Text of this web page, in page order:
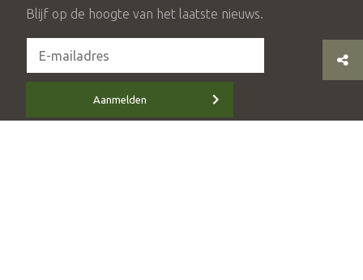
Blijf op de hoogte van het laatste nieuws.
Aanmelden